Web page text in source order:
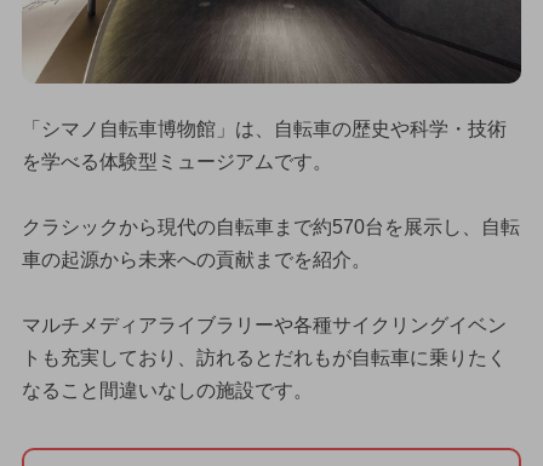
「シマノ自転車博物館」は、自転車の歴史や科学・技術
を学べる体験型ミュージアムです。
クラシックから現代の自転車まで約570台を展示し、自転
車の起源から未来への貢献までを紹介。
マルチメディアライブラリーや各種サイクリングイベン
トも充実しており、訪れるとだれもが自転車に乗りたく
なること間違いなしの施設です。